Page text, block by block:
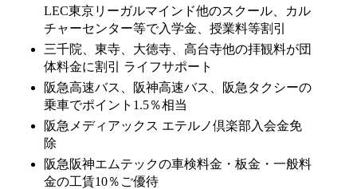
LEC東京リーガルマインド他のスクール、カル
チャーセンター等で入学金、授業料等割引
三千院、東寺、大徳寺、高台寺他の拝観料が団
体料金に割引 ライフサポート
阪急高速バス、阪神高速バス、阪急タクシーの
乗車でポイント1.5％相当
阪急メディアックス エテルノ倶楽部入会金免
除
阪急阪神エムテックの車検料金・板金・一般料
金の工賃10％ご優待